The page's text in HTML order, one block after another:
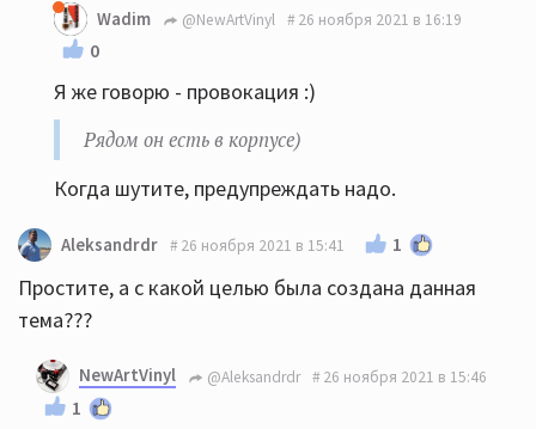
Wadim @NewArtVinyl 26 ноября 2021 в 16:19
0
Я же говорю - провокация :)
Рядом он есть в корпусе)
Когда шутите, предупреждать надо.
Aleksandrdr 26 ноября 2021 в 15:41 1
Простите, а с какой целью была создана данная
тема???
NewArtVinyl @Aleksandrdr 26 ноября 2021 в 15:46
1